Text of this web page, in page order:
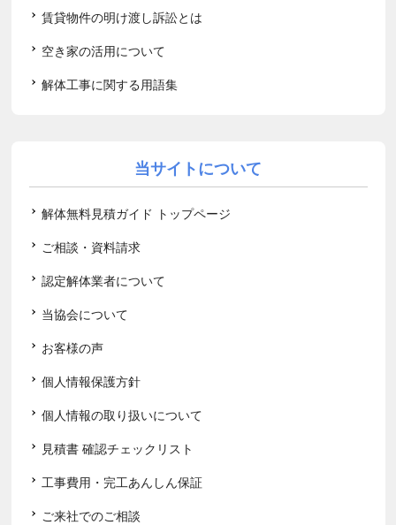
賃貸物件の明け渡し訴訟とは
空き家の活用について
解体工事に関する用語集
当サイトについて
解体無料見積ガイド トップページ
ご相談・資料請求
認定解体業者について
当協会について
お客様の声
個人情報保護方針
個人情報の取り扱いについて
見積書 確認チェックリスト
工事費用・完工あんしん保証
ご来社でのご相談